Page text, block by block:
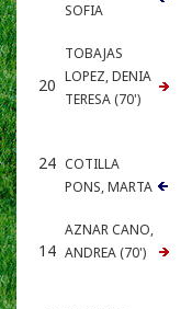
SOFIA
20
TOBAJAS
LOPEZ, DENIA
TERESA (70')
24 COTILLA
PONS, MARTA
14
AZNAR CANO,
ANDREA (70')